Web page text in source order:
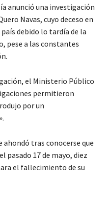
anunció una investigación
Navas, cuyo deceso en
debido lo tardía de la
pese a las constantes
el Ministerio Público
permitieron
por un
ahondó tras conocerse que
pasado 17 de mayo, diez
el fallecimiento de su